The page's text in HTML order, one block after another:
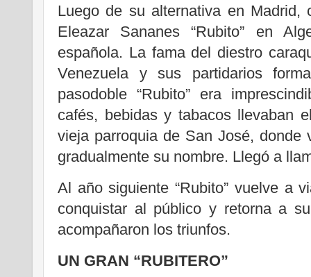
Luego de su alternativa en Madrid,
Eleazar Sananes “Rubito” en
española. La fama del diestro
Venezuela y sus partidarios
pasodoble “Rubito” era
cafés, bebidas y tabacos llevaban
vieja parroquia de San José, donde
gradualmente su nombre. Llegó a
Al año siguiente “Rubito” vuelve a
conquistar al público y retorna a
acompañaron los triunfos.
UN GRAN “RUBITERO”